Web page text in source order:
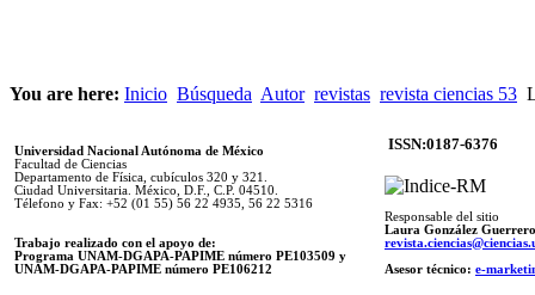
You are here: Inicio Búsqueda Autor revistas revista ciencias 53
Universidad Nacional Autónoma de México
Facultad de Ciencias
Departamento de Física, cubículos 320 y 321.
Ciudad Universitaria. México, D.F., C.P. 04510.
Télefono y Fax: +52 (01 55) 56 22 4935, 56 22 5316
Trabajo realizado con el apoyo de:
Programa UNAM-DGAPA-PAPIME número PE103509 y
UNAM-DGAPA-PAPIME número PE106212
ISSN:0187-6376
Responsable del sitio
Laura González Guerrero
Asesor técnico: e-